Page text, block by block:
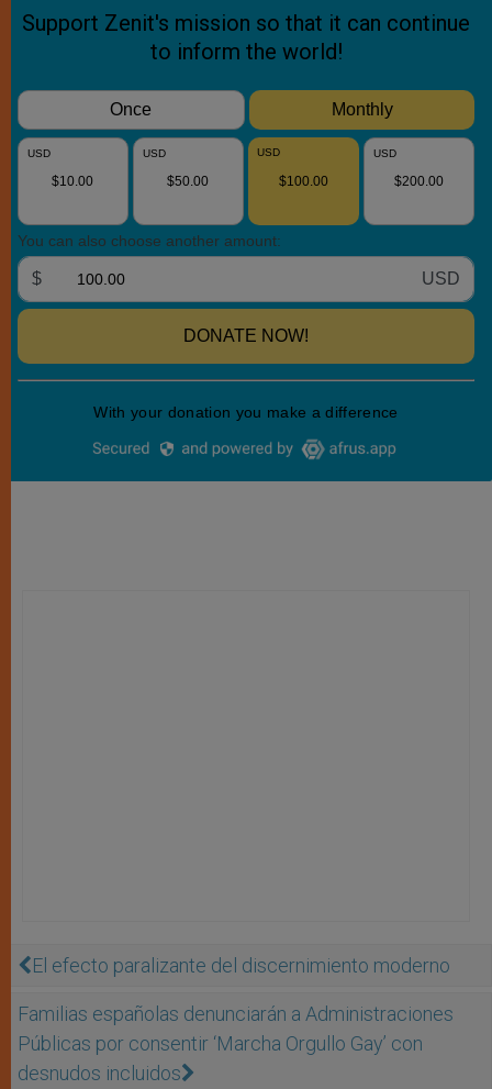
El efecto paralizante del discernimiento moderno
Familias españolas denunciarán a Administraciones
Públicas por consentir ‘Marcha Orgullo Gay’ con
desnudos incluidos